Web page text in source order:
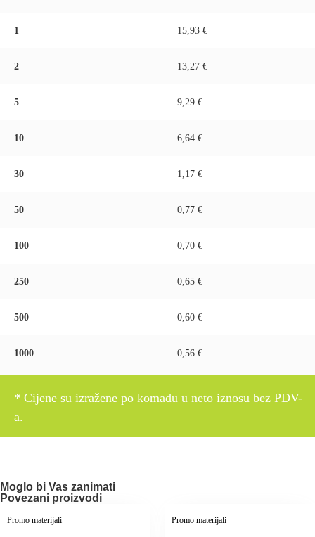
1 15,93 €
2 13,27 €
5 9,29 €
10 6,64 €
30 1,17 €
50 0,77 €
100 0,70 €
250 0,65 €
500 0,60 €
1000 0,56 €
* Cijene su izražene po komadu u neto iznosu bez PDV-
a.
Moglo bi Vas zanimati
Povezani proizvodi
Promo materijali Promo materijali